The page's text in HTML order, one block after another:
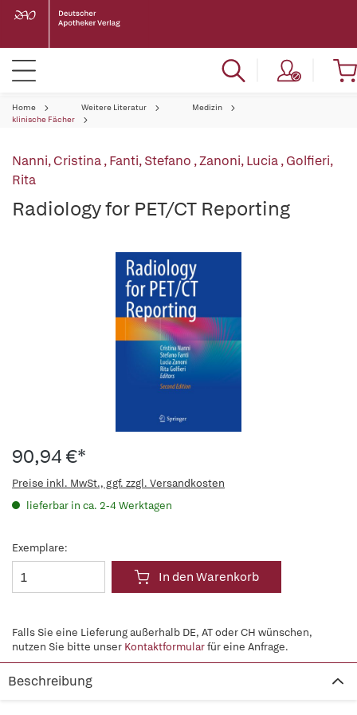
Home Weitere Literatur
Medizin
klinische Fächer
Nanni, Cristina,Fanti, Stefano ,Zanoni, Lucia,Golfieri,
Rita
Radiology for PET/CT Reporting
90,94 €*
Preise inkl. MwSt., ggf. zzgl. Versandkosten
lieferbar in ca. 2-4 Werktagen
Exemplare:
In den Warenkorb
Falls Sie eine Lieferung außerhalb DE, AT oder CH wünschen,
nutzen Sie bitte unser Kontaktformularfür eine Anfrage.
Beschreibung